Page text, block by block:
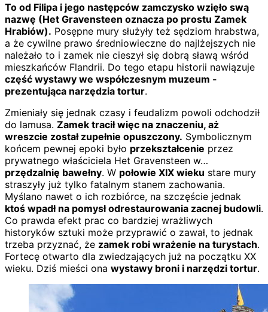
To od Filipa i jego następców zamczysko wzięło swą
nazwę (Het Gravensteen oznacza po prostu Zamek
Hrabiów). Posępne mury służyły też sędziom hrabstwa,
a że cywilne prawo średniowieczne do najlżejszych nie
należało to i zamek nie cieszył się dobrą sławą wśród
mieszkańców Flandrii. Do tego etapu historii nawiązuje
część wystawy we współczesnym muzeum -
prezentująca narzędzia tortur.
Zmieniały się jednak czasy i feudalizm powoli odchodził
do lamusa. Zamek tracił więc na znaczeniu, aż
wreszcie został zupełnie opuszczony. Symbolicznym
końcem pewnej epoki było przekształcenie przez
prywatnego właściciela Het Gravensteen w…
przędzalnię bawełny. W połowie XIX wieku stare mury
straszyły już tylko fatalnym stanem zachowania.
Myślano nawet o ich rozbiórce, na szczęście jednak
ktoś wpadł na pomysł odrestaurowania zacnej budowli.
Co prawda efekt prac co bardziej wrażliwych
historyków sztuki może przyprawić o zawał, to jednak
trzeba przyznać, że zamek robi wrażenie na turystach.
Fortecę otwarto dla zwiedzających już na początku XX
wieku. Dziś mieści ona wystawy broni i narzędzi tortur.